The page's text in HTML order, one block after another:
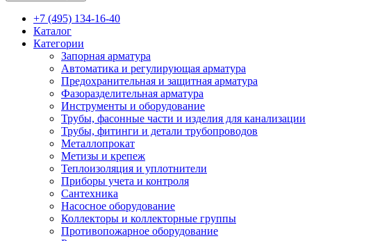
+7 (495) 134-16-40
Каталог
Категории
Запорная арматура
Автоматика и регулирующая арматура
Предохранительная и защитная арматура
Фазоразделительная арматура
Инструменты и оборудование
Трубы, фасонные части и изделия для канализации
Трубы, фитинги и детали трубопроводов
Металлопрокат
Метизы и крепеж
Теплоизоляция и уплотнители
Приборы учета и контроля
Сантехника
Насосное оборудование
Коллекторы и коллекторные группы
Противопожарное оборудование